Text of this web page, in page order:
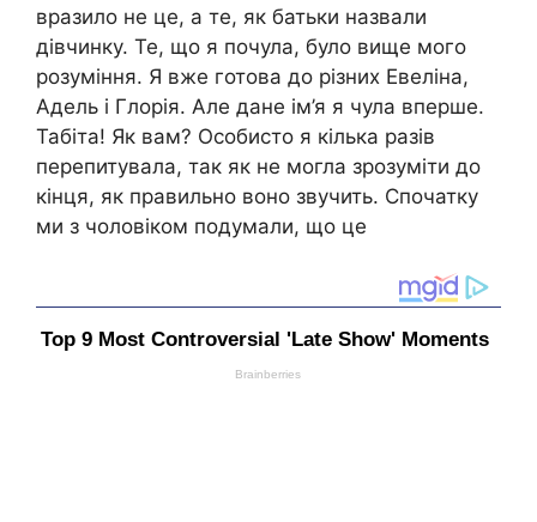
вразило не це, а те, як батьки назвали
дівчинку. Те, що я почула, було вище мого
розуміння. Я вже готова до різних Евеліна,
Адель і Глорія. Але дане ім’я я чула вперше.
Табіта! Як вам? Особисто я кілька разів
перепитувала, так як не могла зрозуміти до
кінця, як правильно воно звучить. Спочатку
ми з чоловіком подумали, що це